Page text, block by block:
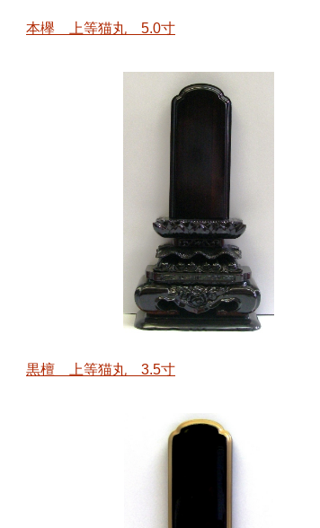
本欅 上等猫丸 5.0寸
黒檀 上等猫丸 3.5寸